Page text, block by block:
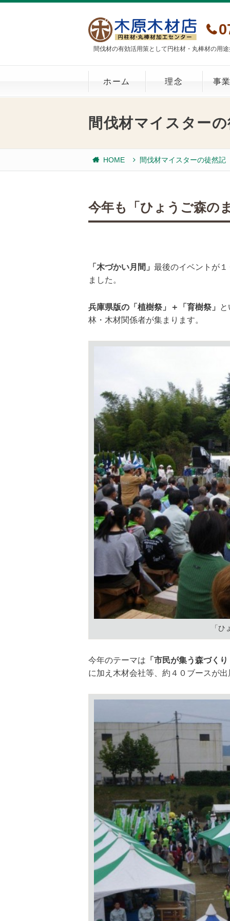
間伐材の有効活用策として円柱材・丸棒材の用
ホーム 理念 事
間伐材マイスター
HOME 間伐材マイスターの徒然記
今年も「ひょうご森の
「木づかい月間」 最後のイベントが
ました。
兵庫県版の「植樹祭」＋「育樹祭」
林・木材関係者が集まります。
「
今年のテーマは 「市民が集う森づく
に加え木材会社等、約４０ブースが